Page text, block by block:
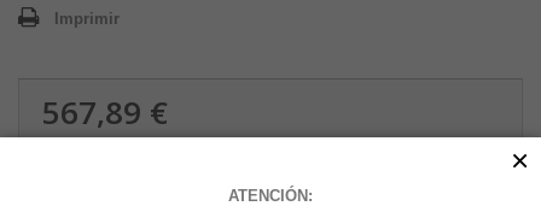
Imprimir
567,89 €
ATENCIÓN:
×